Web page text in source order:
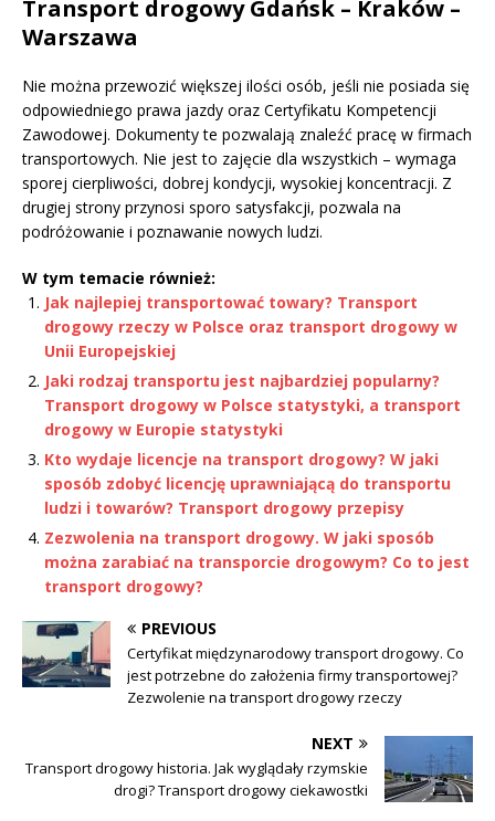
Transport drogowy Gdańsk – Kraków –
Warszawa
Nie można przewozić większej ilości osób, jeśli nie posiada się
odpowiedniego prawa jazdy oraz Certyfikatu Kompetencji
Zawodowej. Dokumenty te pozwalają znaleźć pracę w firmach
transportowych. Nie jest to zajęcie dla wszystkich – wymaga
sporej cierpliwości, dobrej kondycji, wysokiej koncentracji. Z
drugiej strony przynosi sporo satysfakcji, pozwala na
podróżowanie i poznawanie nowych ludzi.
W tym temacie również:
Jak najlepiej transportować towary? Transport
drogowy rzeczy w Polsce oraz transport drogowy w
Unii Europejskiej
Jaki rodzaj transportu jest najbardziej popularny?
Transport drogowy w Polsce statystyki, a transport
drogowy w Europie statystyki
Kto wydaje licencje na transport drogowy? W jaki
sposób zdobyć licencję uprawniającą do transportu
ludzi i towarów? Transport drogowy przepisy
Zezwolenia na transport drogowy. W jaki sposób
można zarabiać na transporcie drogowym? Co to jest
transport drogowy?
PREVIOUS
Certyfikat międzynarodowy transport drogowy. Co
jest potrzebne do założenia firmy transportowej?
Zezwolenie na transport drogowy rzeczy
NEXT
Transport drogowy historia. Jak wyglądały rzymskie
drogi? Transport drogowy ciekawostki